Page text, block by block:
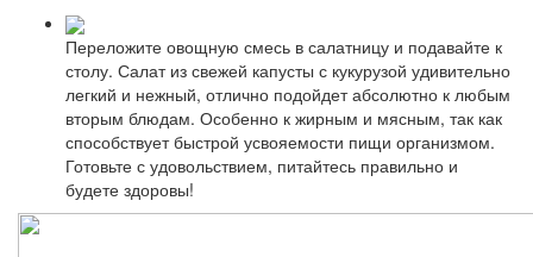
Переложите овощную смесь в салатницу и подавайте к
столу. Салат из свежей капусты с кукурузой удивительно
легкий и нежный, отлично подойдет абсолютно к любым
вторым блюдам. Особенно к жирным и мясным, так как
способствует быстрой усвояемости пищи организмом.
Готовьте с удовольствием, питайтесь правильно и
будете здоровы!